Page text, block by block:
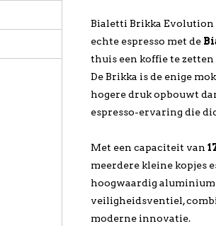
Bialetti Brikka Evolution
echte espresso met de
thuis een koffie te
De Brikka is de enige
hogere druk opbouwt
espresso-ervaring die
Met een capaciteit van
meerdere kleine kopjes
hoogwaardig
veiligheidsventiel,
moderne innovatie.